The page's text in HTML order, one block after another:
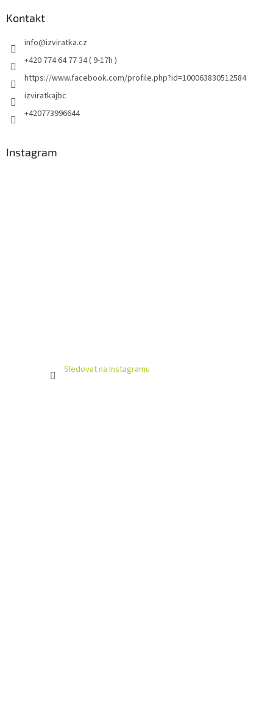
Kontakt
info@izviratka.cz
+420 774 64 77 34 ( 9-17h )
https://www.facebook.com/profile.php?id=100063830512584
izviratkajbc
+420773996644
Instagram
Sledovat na Instagramu